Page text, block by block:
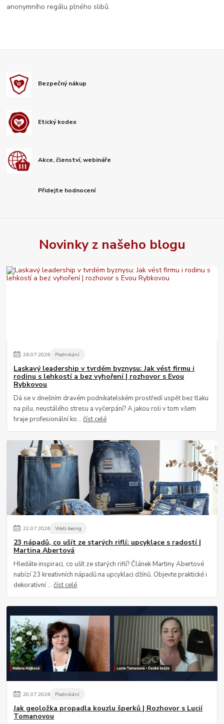
anonymního regálu plného slibů.
Bezpečný nákup
Etický kodex
Akce, členství, webináře
Přidejte hodnocení
Novinky z našeho blogu
26.07.2026 Podnikání
Laskavý leadership v tvrdém byznysu: Jak vést firmu i
rodinu s lehkostí a bez vyhoření | rozhovor s Evou
Rybkovou
Dá se v dnešním dravém podnikatelském prostředí uspět bez tlaku
na pilu, neustálého stresu a vyčerpání? A jakou roli v tom všem
hraje profesionální ko...číst celé
22.07.2026 Well-being
23 nápadů, co ušít ze starých riflí: upcyklace s radostí |
Martina Abertová
Hledáte inspiraci, co ušít ze starých riflí? Článek Martiny Abertové
nabízí 23 kreativních nápadů na upcyklaci džínů. Objevte praktické i
dekorativní ...číst celé
20.07.2026 Podnikání
Jak geoložka propadla kouzlu šperků | Rozhovor s Lucií
Tomanovou